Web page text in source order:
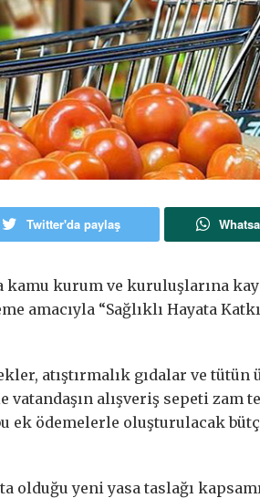
Twitter'da paylaş
kamu kurum ve kuruluşlarına
amacıyla “Sağlıklı Hayata
atıştırmalık gıdalar ve tütün
alışveriş sepeti zam
ek ödemelerle oluşturulacak
olduğu yeni yasa taslağı